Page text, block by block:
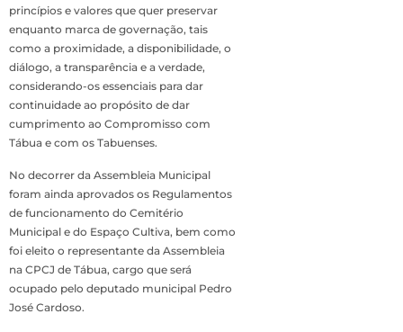
princípios e valores que quer preservar
enquanto marca de governação, tais
como a proximidade, a disponibilidade, o
diálogo, a transparência e a verdade,
considerando-os essenciais para dar
continuidade ao propósito de dar
cumprimento ao Compromisso com
Tábua e com os Tabuenses.
No decorrer da Assembleia Municipal
foram ainda aprovados os Regulamentos
de funcionamento do Cemitério
Municipal e do Espaço Cultiva, bem como
foi eleito o representante da Assembleia
na CPCJ de Tábua, cargo que será
ocupado pelo deputado municipal Pedro
José Cardoso.